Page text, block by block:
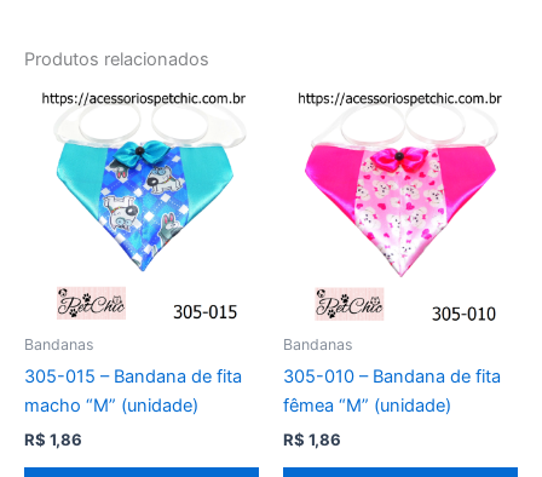
Produtos relacionados
Bandanas
305-015 – Bandana de fita
macho “M” (unidade)
R$ 1,86
Bandanas
305-010 – Bandana de fita
fêmea “M” (unidade)
R$ 1,86